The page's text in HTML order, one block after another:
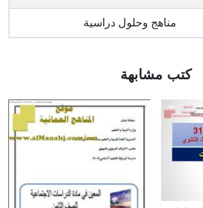
مناهج وحلول دراسية
كتب مشابهة